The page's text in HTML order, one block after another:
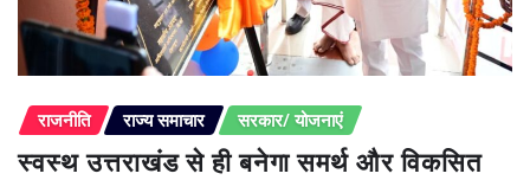
राजनीति राज्य समाचार सरकार/ योजनाएं
स्वस्थ उत्तराखंड से ही बनेगा समर्थ और विकसित